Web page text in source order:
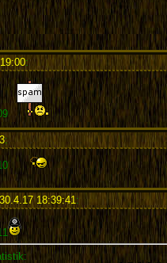
:
:
18:39:41 :